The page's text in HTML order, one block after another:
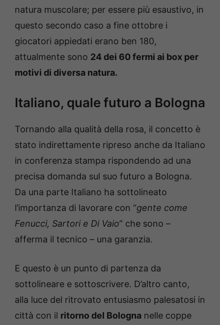
natura muscolare; per essere più esaustivo, in
questo secondo caso a fine ottobre i
giocatori appiedati erano ben 180,
attualmente sono 24 dei 60 fermi ai box per
motivi di diversa natura.
Italiano, quale futuro a Bologna
Tornando alla qualità della rosa, il concetto è
stato indirettamente ripreso anche da Italiano
in conferenza stampa rispondendo ad una
precisa domanda sul suo futuro a Bologna.
Da una parte Italiano ha sottolineato
l’importanza di lavorare con “gente come
Fenucci, Sartori e Di Vaio” che sono –
afferma il tecnico – una garanzia.
E questo è un punto di partenza da
sottolineare e sottoscrivere. D’altro canto,
alla luce del ritrovato entusiasmo palesatosi in
città con il ritorno del Bologna nelle coppe